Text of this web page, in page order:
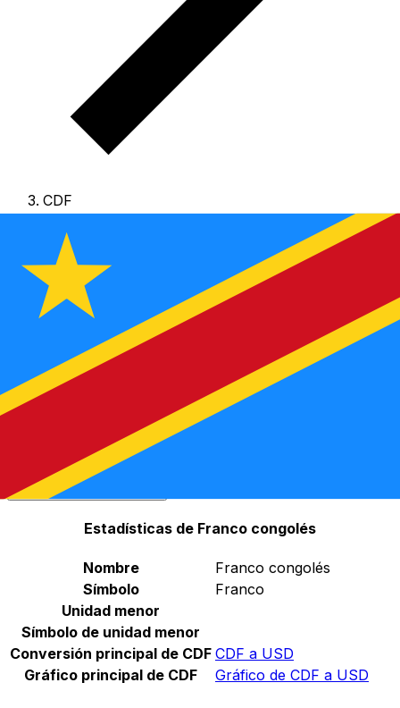
CDF
CDF - Franco congolés
El Franco congolés es la moneda de Congo/Kinshasa.
Nuestras clasificaciones de divisas muestran que el tipo
de cambio más popular de Franco congolés es el tipo de
cambio de CDF a USD.El código de la divisa de Francos
, y el símbolo de la divisa es FC.
A continuación,
encontrará tipos de cambio de Franco congolés y un
conversor de divisas.
Seleccione una divisa
CDF - Franco Congoleño
Estadísticas de Franco congolés
Nombre
Franco congolés
Símbolo
Franco
Unidad menor
Símbolo de unidad menor
Conversión principal de CDF CDF a USD
Gráfico principal de CDF
Gráfico de CDF a USD